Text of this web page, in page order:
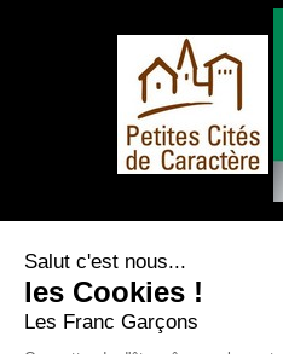
Salut c'est nous...
les Cookies !
Les Franc Garçons